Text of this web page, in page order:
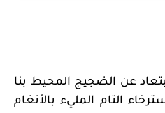
عن الضجيج المحيط بنا
التام المليء بالأنغام